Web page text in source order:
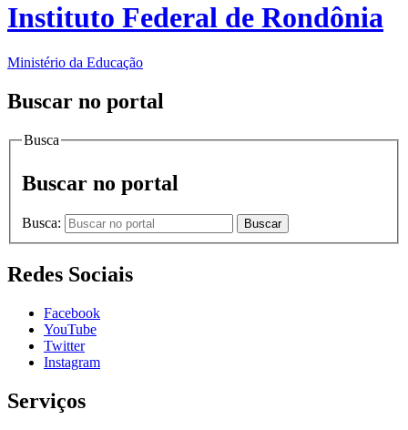
Instituto Federal de Rondônia
Ministério da Educação
Buscar no portal
Busca
Buscar no portal
Busca: Buscar
Redes Sociais
Facebook
YouTube
Twitter
Instagram
Serviços